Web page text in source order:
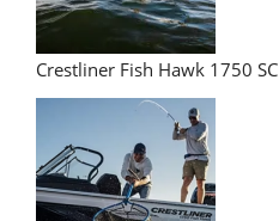
Crestliner Fish Hawk 1750 SC